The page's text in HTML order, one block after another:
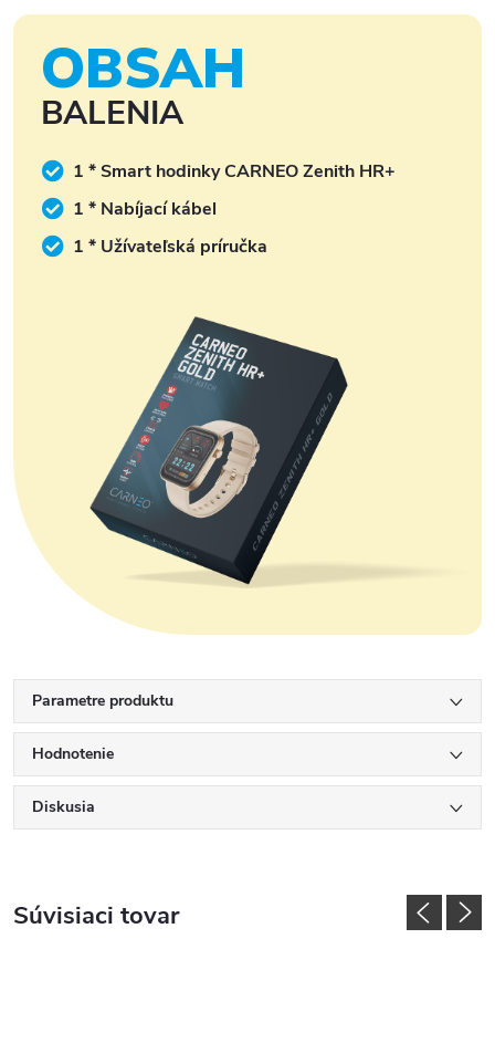
OBSAH
BALENIA
1 * Smart hodinky CARNEO Zenith HR+
1 * Nabíjací kábel
1 * Užívateľská príručka
Parametre produktu
Hodnotenie
Diskusia
Súvisiaci tovar